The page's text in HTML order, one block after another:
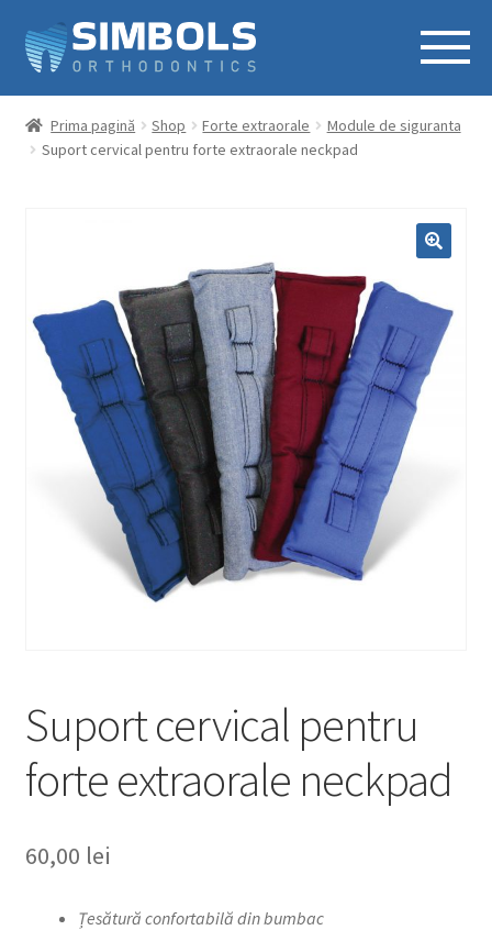
Prima pagină Shop Forte extraorale
Module de siguranta
Suport cervical pentru forte extraorale neckpad
Suport cervical pentru
forte extraorale neckpad
60,00 lei
Țesătură confortabilă din bumbac